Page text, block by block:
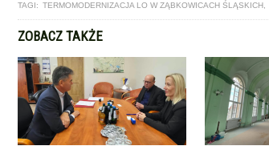
TAGI: TERMOMODERNIZACJA LO W ZĄBKOWICACH ŚLĄSKICH
ZOBACZ TAKŻE